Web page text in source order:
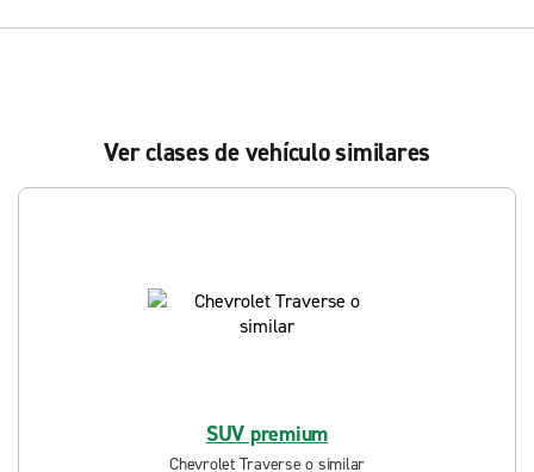
Ver clases de vehículo similares
SUV premium
Chevrolet Traverse o similar